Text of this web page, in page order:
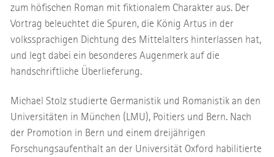
zum höfischen Roman mit fiktionalem Charakter aus. Der
Vortrag beleuchtet die Spuren, die König Artus in der
volkssprachigen Dichtung des Mittelalters hinterlassen hat,
und legt dabei ein besonderes Augenmerk auf die
handschriftliche Überlieferung.
Michael Stolz studierte Germanistik und Romanistik an den
Universitäten in München (LMU), Poitiers und Bern. Nach
der Promotion in Bern und einem dreijährigen
Forschungsaufenthalt an der Universität Oxford habilitierte